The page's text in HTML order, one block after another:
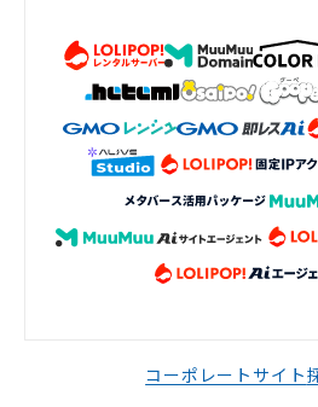
コーポレートサイト